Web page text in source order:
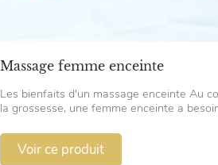
Massage femme enceinte
Les bienfaits d'un massage enceinte Au
la grossesse, une femme enceinte a
Voir ce produit